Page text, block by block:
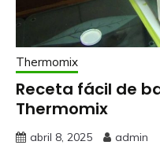
Thermomix
Receta fácil de
Thermomix
abril 8, 2025 admin